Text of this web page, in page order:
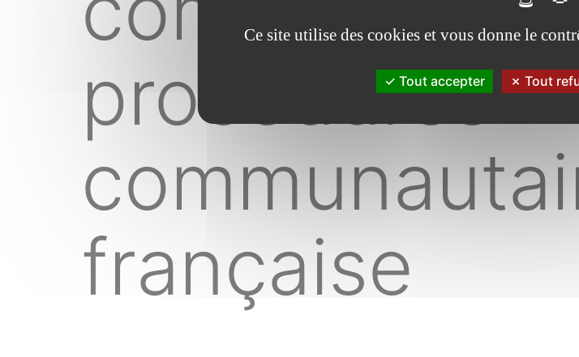
procédures
française
Ce site utilise des cookies et vous donne le
Tout accepter Tout